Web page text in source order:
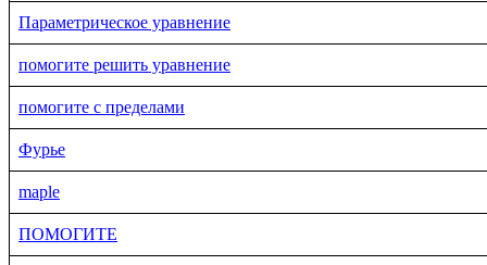
Параметрическое уравнение
помогите решить уравнение
помогите с пределами
Фурье
maple
ПОМОГИТЕ